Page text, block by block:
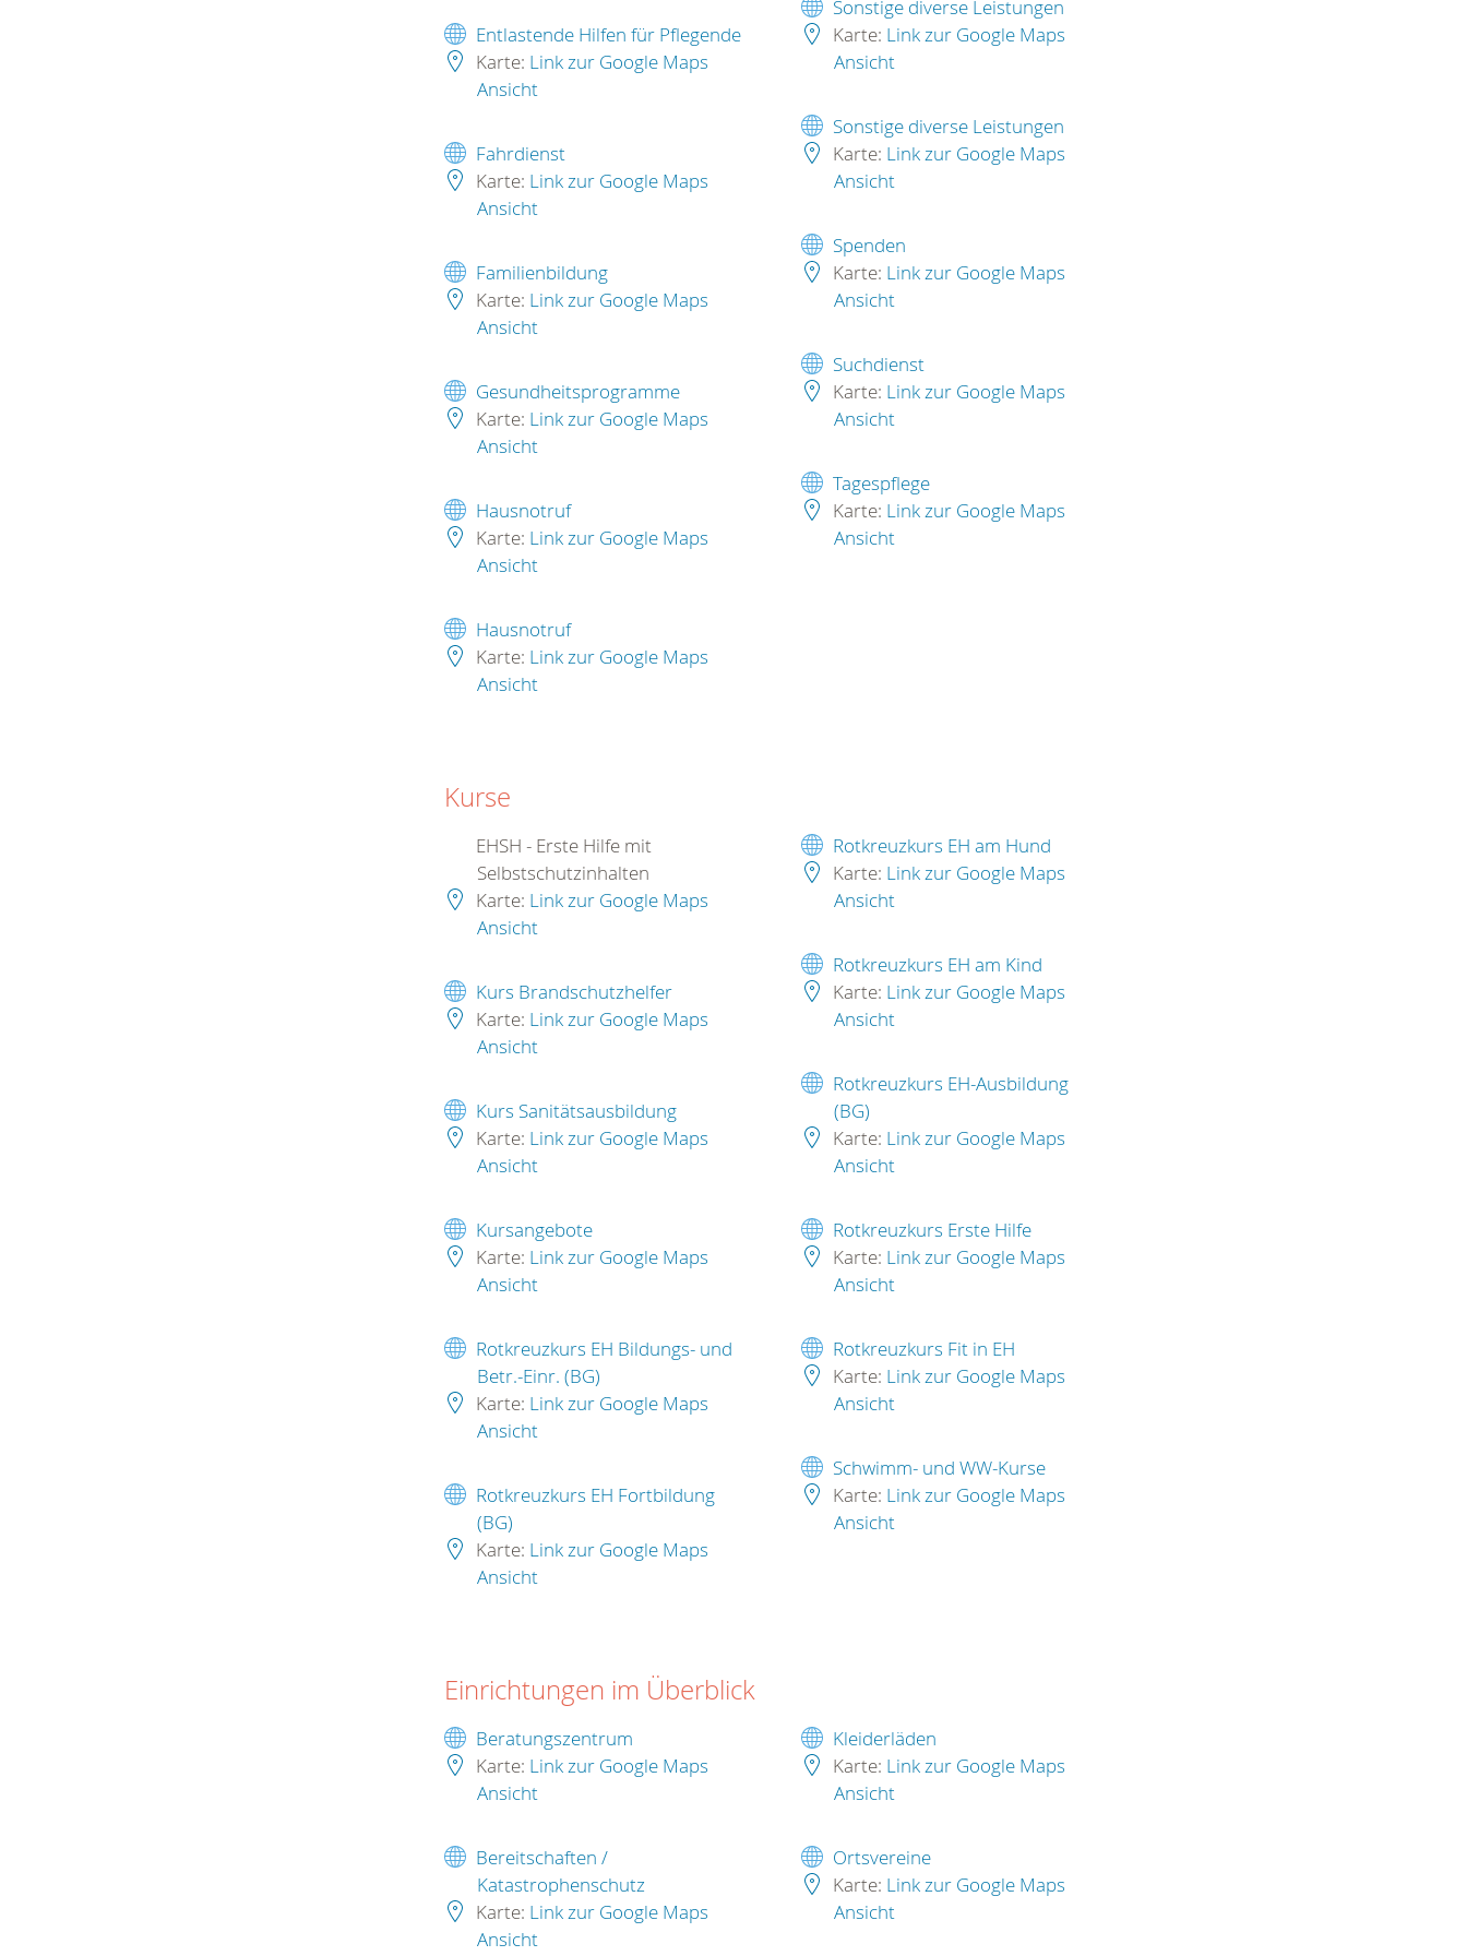
Entlastende Hilfen für Pflegende
Karte: Link zur Google Maps
Ansicht
Fahrdienst
Karte: Link zur Google Maps
Ansicht
Familienbildung
Karte: Link zur Google Maps
Ansicht
Gesundheitsprogramme
Karte: Link zur Google Maps
Ansicht
Hausnotruf
Karte: Link zur Google Maps
Ansicht
Hausnotruf
Karte: Link zur Google Maps
Ansicht
Sonstige diverse Leistungen
Karte: Link zur Google Maps
Ansicht
Sonstige diverse Leistungen
Karte: Link zur Google Maps
Ansicht
Spenden
Karte: Link zur Google Maps
Ansicht
Suchdienst
Karte: Link zur Google Maps
Ansicht
Tagespflege
Karte: Link zur Google Maps
Ansicht
Kurse
EHSH - Erste Hilfe mit
Selbstschutzinhalten
Karte: Link zur Google Maps
Ansicht
Kurs Brandschutzhelfer
Karte: Link zur Google Maps
Ansicht
Kurs Sanitätsausbildung
Karte: Link zur Google Maps
Ansicht
Kursangebote
Karte: Link zur Google Maps
Ansicht
Rotkreuzkurs EH Bildungs- und
Betr.-Einr. (BG)
Karte: Link zur Google Maps
Ansicht
Rotkreuzkurs EH Fortbildung
(BG)
Karte: Link zur Google Maps
Ansicht
Rotkreuzkurs EH am Hund
Karte: Link zur Google Maps
Ansicht
Rotkreuzkurs EH am Kind
Karte: Link zur Google Maps
Ansicht
Rotkreuzkurs EH-Ausbildung
(BG)
Karte: Link zur Google Maps
Ansicht
Rotkreuzkurs Erste Hilfe
Karte: Link zur Google Maps
Ansicht
Rotkreuzkurs Fit in EH
Karte: Link zur Google Maps
Ansicht
Schwimm- und WW-Kurse
Karte: Link zur Google Maps
Ansicht
Einrichtungen im Überblick
Beratungszentrum
Karte: Link zur Google Maps
Ansicht
Bereitschaften /
Katastrophenschutz
Karte: Link zur Google Maps
Ansicht
Kleiderläden
Karte: Link zur Google Maps
Ansicht
Ortsvereine
Karte: Link zur Google Maps
Ansicht